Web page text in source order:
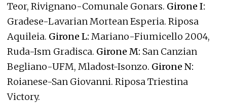
Teor, Rivignano-Comunale Gonars. Girone I:
Gradese-Lavarian Mortean Esperia. Riposa
Aquileia. Girone L: Mariano-Fiumicello 2004,
Ruda-Ism Gradisca. Girone M: San Canzian
Begliano-UFM, Mladost-Isonzo. Girone N:
Roianese-San Giovanni. Riposa Triestina
Victory.